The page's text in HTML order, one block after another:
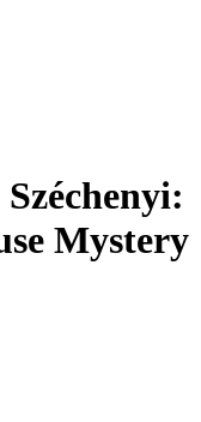
Mystery